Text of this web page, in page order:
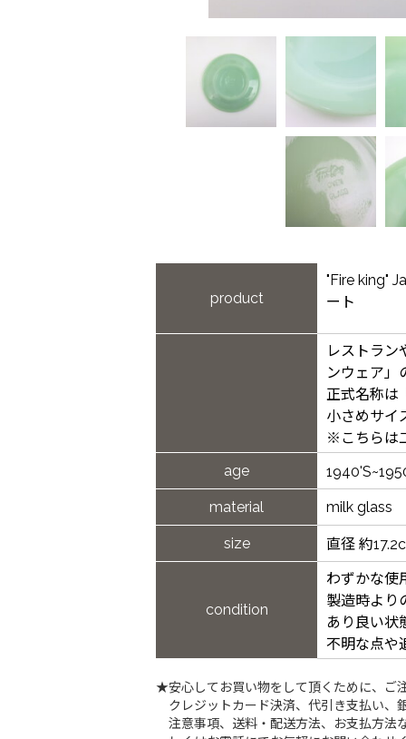
product
"Fire king"
ート
レストラン
ンウェア」
正式名称は
小さめサイ
※こちらは
age
material milk glass
size 直径 約
condition
わずかな使
製造時より
あり良い状
不明な点や
★安心してお買い物をして頂くために、ご
クレジットカード決済、代引き支払い、
注意事項、送料・配送方法、お支払方法